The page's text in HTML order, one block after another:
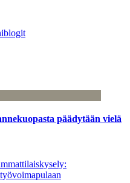
päädytään vielä